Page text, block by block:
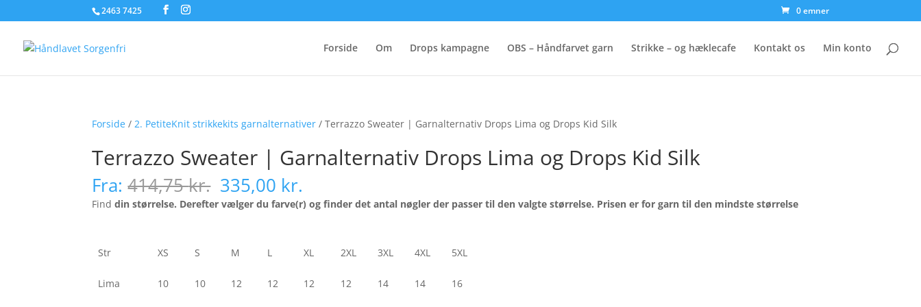
2463 7425 0 emner
Forside Om Drops kampagne OBS – Håndfarvet garn Strikke – og hæklecafe Kontakt os Min konto
Forside /2. PetiteKnit strikkekits garnalternativer / Terrazzo Sweater | Garnalternativ Drops Lima og Drops Kid Silk
Terrazzo Sweater | Garnalternativ Drops Lima og Drops Kid Silk
Fra:414,75kr. Den
oprindelige
pris
414,75 kr..
335,00 kr.
aktuelle
pris
335,00 kr..
Find din størrelse. Derefter vælger du farve(r) og finder det antal nøgler der passer til den valgte størrelse. Prisen er for garn til den mindste størrelse
Str XS S M L XL 2XL 3XL 4XL 5XL
Lima 10 10 12 12 12 12 14 14 16